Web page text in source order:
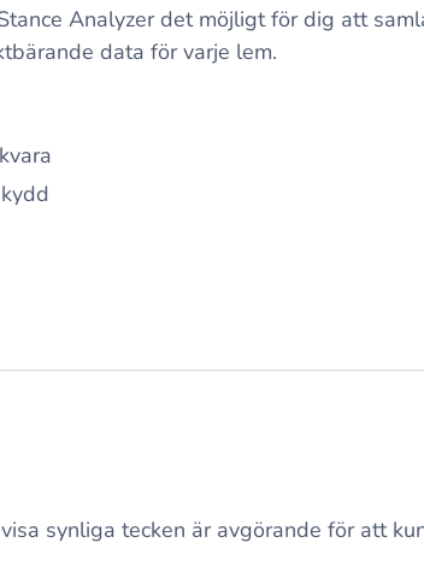
Analyzer det möjligt för dig att
data för varje lem.
synliga tecken är avgörande för att